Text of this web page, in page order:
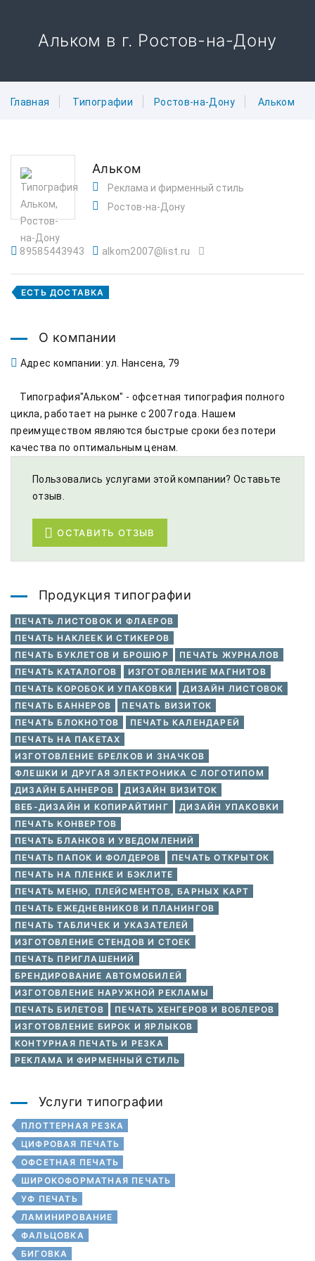
Альком в г. Ростов-на-Дону
Главная Типографии Ростов-на-Дону Альком
Альком
Реклама и фирменный стиль
Ростов-на-Дону
89585443943 alkom2007@list.ru
ЕСТЬ ДОСТАВКА
О компании
Адрес компании: ул. Нансена, 79
цикла, работает на рынке с 2007 года. Нашем
преимуществом являются быстрые сроки без потери
качества по оптимальным ценам.
Пользовались услугами этой компании? Оставьте
отзыв.
ОСТАВИТЬ ОТЗЫВ
Продукция типографии
ПЕЧАТЬ ЛИСТОВОК И ФЛАЕРОВ
ПЕЧАТЬ НАКЛЕЕК И СТИКЕРОВ
ПЕЧАТЬ БУКЛЕТОВ И БРОШЮР
ПЕЧАТЬ ЖУРНАЛОВ
ПЕЧАТЬ КАТАЛОГОВ
ИЗГОТОВЛЕНИЕ МАГНИТОВ
ПЕЧАТЬ КОРОБОК И УПАКОВКИ
ДИЗАЙН ЛИСТОВОК
ПЕЧАТЬ БАННЕРОВ
ПЕЧАТЬ ВИЗИТОК
ПЕЧАТЬ БЛОКНОТОВ
ПЕЧАТЬ КАЛЕНДАРЕЙ
ПЕЧАТЬ НА ПАКЕТАХ
ИЗГОТОВЛЕНИЕ БРЕЛКОВ И ЗНАЧКОВ
ФЛЕШКИ И ДРУГАЯ ЭЛЕКТРОНИКА С ЛОГОТИПОМ
ДИЗАЙН БАННЕРОВ
ДИЗАЙН ВИЗИТОК
ВЕБ-ДИЗАЙН И КОПИРАЙТИНГ
ДИЗАЙН УПАКОВКИ
ПЕЧАТЬ КОНВЕРТОВ
ПЕЧАТЬ БЛАНКОВ И УВЕДОМЛЕНИЙ
ПЕЧАТЬ ПАПОК И ФОЛДЕРОВ
ПЕЧАТЬ ОТКРЫТОК
ПЕЧАТЬ НА ПЛЕНКЕ И БЭКЛИТЕ
ПЕЧАТЬ МЕНЮ, ПЛЕЙСМЕНТОВ, БАРНЫХ КАРТ
ПЕЧАТЬ ЕЖЕДНЕВНИКОВ И ПЛАНИНГОВ
ПЕЧАТЬ ТАБЛИЧЕК И УКАЗАТЕЛЕЙ
ИЗГОТОВЛЕНИЕ СТЕНДОВ И СТОЕК
ПЕЧАТЬ ПРИГЛАШЕНИЙ
БРЕНДИРОВАНИЕ АВТОМОБИЛЕЙ
ИЗГОТОВЛЕНИЕ НАРУЖНОЙ РЕКЛАМЫ
ПЕЧАТЬ БИЛЕТОВ
ПЕЧАТЬ ХЕНГЕРОВ И ВОБЛЕРОВ
ИЗГОТОВЛЕНИЕ БИРОК И ЯРЛЫКОВ
КОНТУРНАЯ ПЕЧАТЬ И РЕЗКА
РЕКЛАМА И ФИРМЕННЫЙ СТИЛЬ
Услуги типографии
ПЛОТТЕРНАЯ РЕЗКА
ЦИФРОВАЯ ПЕЧАТЬ
ОФСЕТНАЯ ПЕЧАТЬ
ШИРОКОФОРМАТНАЯ ПЕЧАТЬ
УФ ПЕЧАТЬ
ЛАМИНИРОВАНИЕ
ФАЛЬЦОВКА
БИГОВКА